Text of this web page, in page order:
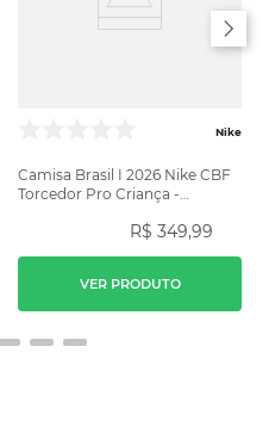
Nike
Camisa Brasil I 2026 Nike CBF
Torcedor Pro Criança -
R$ 349,99
VER PRODUTO